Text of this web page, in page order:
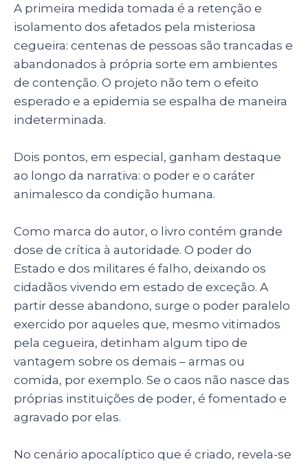
A primeira medida tomada é a retenção e
isolamento dos afetados pela misteriosa
cegueira: centenas de pessoas são trancadas e
abandonados à própria sorte em ambientes
de contenção. O projeto não tem o efeito
esperado e a epidemia se espalha de maneira
indeterminada.
Dois pontos, em especial, ganham destaque
ao longo da narrativa: o poder e o caráter
animalesco da condição humana.
Como marca do autor, o livro contém grande
dose de crítica à autoridade. O poder do
Estado e dos militares é falho, deixando os
cidadãos vivendo em estado de exceção. A
partir desse abandono, surge o poder paralelo
exercido por aqueles que, mesmo vitimados
pela cegueira, detinham algum tipo de
vantagem sobre os demais – armas ou
comida, por exemplo. Se o caos não nasce das
próprias instituições de poder, é fomentado e
agravado por elas.
No cenário apocalíptico que é criado, revela-se